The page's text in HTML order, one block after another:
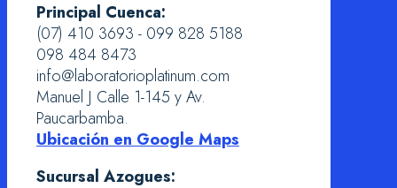
Principal Cuenca:
(07) 410 3693 - 099 828 5188
098 484 8473
info@laboratorioplatinum.com
Manuel J Calle 1-145 y Av.
Paucarbamba.
Ubicación en Google Maps
Sucursal Azogues: